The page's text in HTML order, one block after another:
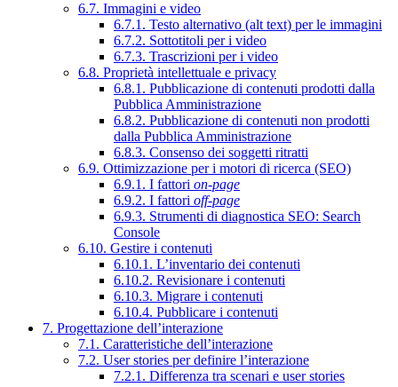
6.7. Immagini e video
6.7.1. Testo alternativo (alt text) per le immagini
6.7.2. Sottotitoli per i video
6.7.3. Trascrizioni per i video
6.8. Proprietà intellettuale e privacy
6.8.1. Pubblicazione di contenuti prodotti dalla
Pubblica Amministrazione
6.8.2. Pubblicazione di contenuti non prodotti
dalla Pubblica Amministrazione
6.8.3. Consenso dei soggetti ritratti
6.9. Ottimizzazione per i motori di ricerca (SEO)
6.9.1. I fattori on-page
6.9.2. I fattori off-page
6.9.3. Strumenti di diagnostica SEO: Search
Console
6.10. Gestire i contenuti
6.10.1. L’inventario dei contenuti
6.10.2. Revisionare i contenuti
6.10.3. Migrare i contenuti
6.10.4. Pubblicare i contenuti
7. Progettazione dell’interazione
7.1. Caratteristiche dell’interazione
7.2. User stories per definire l’interazione
7.2.1. Differenza tra scenari e user stories